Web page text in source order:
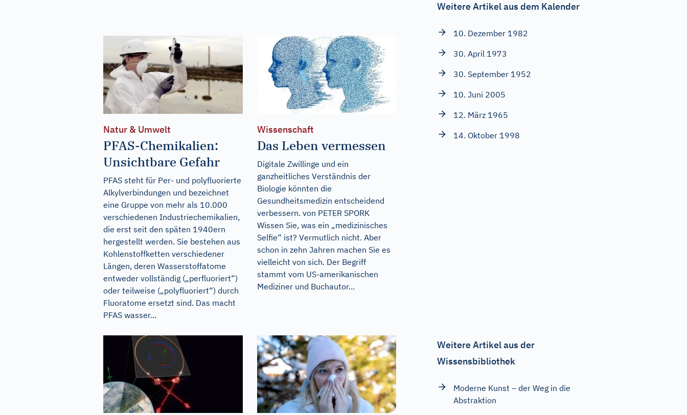
Natur & Umwelt
PFAS-Chemikalien:
Unsichtbare Gefahr
PFAS steht für Per- und polyfluorierte
Alkylverbindungen und bezeichnet
eine Gruppe von mehr als 10.000
verschiedenen Industriechemikalien,
die erst seit den späten 1940ern
hergestellt werden. Sie bestehen aus
Kohlenstoffketten verschiedener
Längen, deren Wasserstoffatome
entweder vollständig („perfluoriert“)
oder teilweise („polyfluoriert“) durch
Fluoratome ersetzt sind. Das macht
PFAS wasser...
Wissenschaft
Das Leben vermessen
Digitale Zwillinge und ein
ganzheitliches Verständnis der
Biologie könnten die
Gesundheitsmedizin entscheidend
verbessern. von PETER SPORK
Wissen Sie, was ein „medizinisches
Selfie“ ist? Vermutlich nicht. Aber
schon in zehn Jahren machen Sie es
vielleicht von sich. Der Begriff
stammt vom US-amerikanischen
Mediziner und Buchautor...
Weitere Artikel aus dem Kalender
10. Dezember 1982
30. April 1973
30. September 1952
10. Juni 2005
12. März 1965
14. Oktober 1998
Weitere Artikel aus der
Wissensbibliothek
Moderne Kunst – der Weg in die
Abstraktion